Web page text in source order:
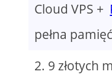
Cloud VPS +
pełna
9 złotych